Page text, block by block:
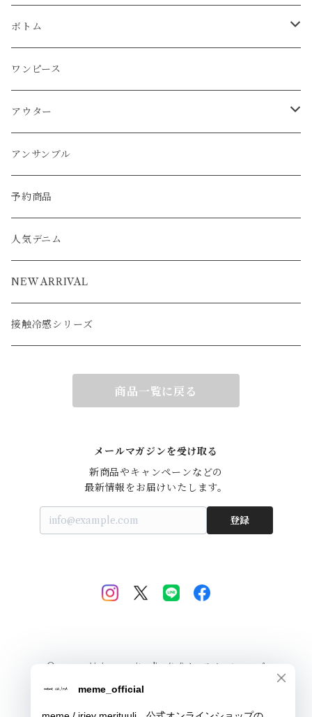
ベスト
カーディガン
パーカー
アウター
パンツ
スカート
ワンピース
アウター
ブルゾン
ジャケット
アンサンブル
カーディガン
プルオーバー
ボトム
ワンピース
アウター
ベスト
ジャケット
アンサンブル
プルオーバー
チュニック
パーカー
ワンピース
ベスト
カーディガン
ブルゾン
プルオーバー
チュニック
ワンピース
カーディガン
パーカー
プルオーバー
パーカー
カーディガン
ワンピース
ベスト
ポンチョ
アウター
ボトム
パンツ
スカート
ワンピース
アウター
ブルゾン
ジャケット
コート
ベスト
アンサンブル
予約商品
人気デニム
NEW ARRIVAL
接触冷感シリーズ
商品一覧に戻る
メールマガジンを受け取る
新商品やキャンペーンなどの
最新情報をお届けいたします。
登録
© meme / iriey merituuli 公式オンラインショップ
Powered by